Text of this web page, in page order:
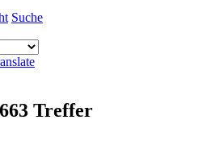
Suche
Treffer